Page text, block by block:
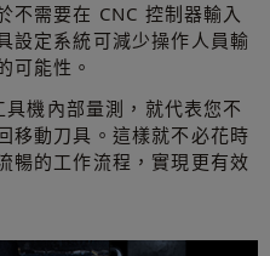
不需要在 CNC 控制器輸入
設定系統可減少操作人員輸
可能性。
具機內部量測，就代表您不
移動刀具。這樣就不必花時
暢的工作流程，實現更有效